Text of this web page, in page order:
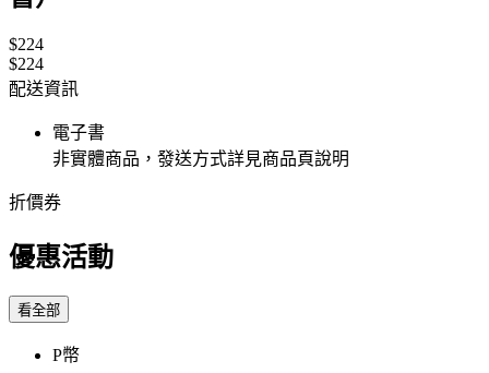
$224
$224
配送資訊
電子書
非實體商品，發送方式詳見商品頁說明
折價券
優惠活動
看全部
P幣